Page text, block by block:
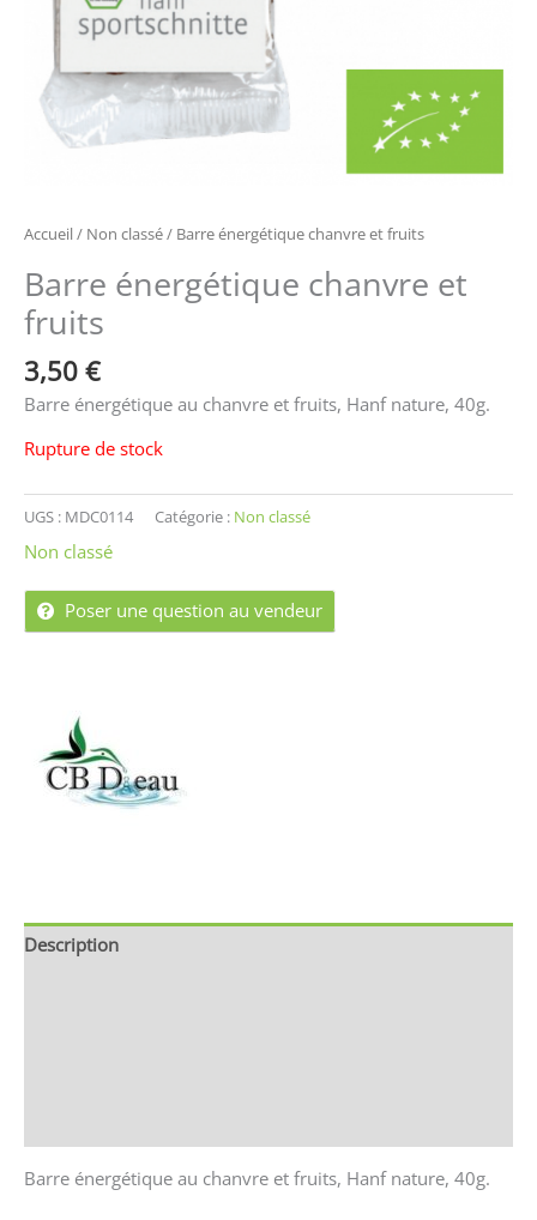
Accueil/ Non classé/ Barre énergétique chanvre et fruits
Barre énergétique chanvre et
fruits
3,50 €
Barre énergétique au chanvre et fruits, Hanf nature, 40g.
Rupture de stock
UGS : MDC0114 Catégorie : Non classé
Non classé
Poser une question au vendeur
Description
Barre énergétique au chanvre et fruits, Hanf nature, 40g.